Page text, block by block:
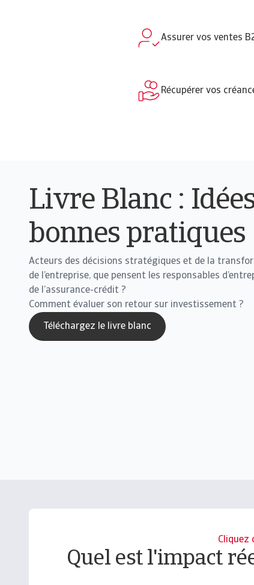
Assurer vos ventes
Récupérer vos
Livre Blanc :
bonnes pratiques
Acteurs des décisions stratégiques et de la
de l’entreprise, que pensent les responsables
de l’assurance-crédit ?
Comment évaluer son retour sur investissement ?
Téléchargez le livre blanc
Cliquez
Quel est l'impact